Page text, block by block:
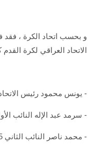
و بحسب اتحاد الكرة ،
الاتحاد العراقي لكرة
- يونس محمود رئيس الاتحاد 38
- سرمد عبد الإله النائب الأول 44
- محمد ناصر النائب الثاني 45 صوتاً